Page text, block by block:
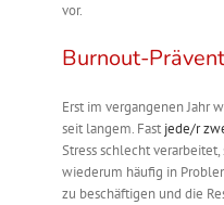
vor.
Burnout-
Erst im vergangenen Jahr
seit langem. Fast jede/r
Stress schlecht
wiederum häufig in
zu beschäftigen und die